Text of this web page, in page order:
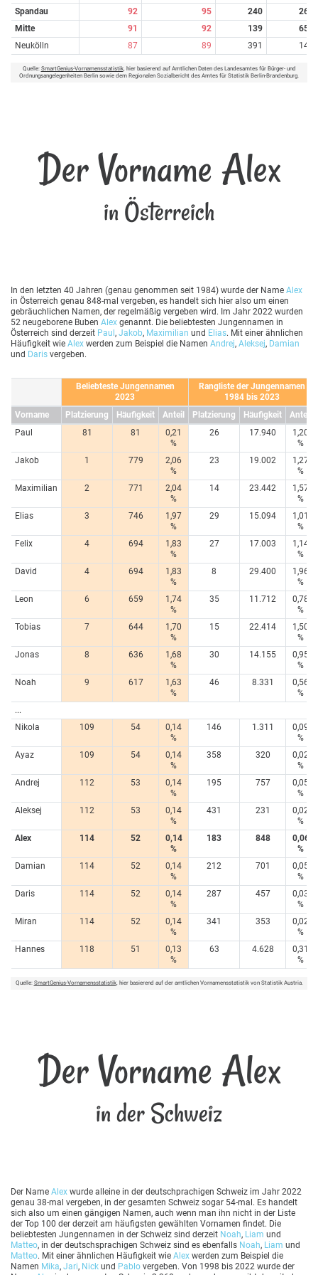
Spandau 92 95 240
26
Mitte
91 92 139
65
Neukölln
87 89 391 14
Quelle: SmartGenius-Vornamensstatistik, hier basierend auf Amtlichen Daten des Landesamtes für Bürger- und
Ordnungsangelegenheiten Berlin sowie dem Regionalen Sozialbericht des Amtes für Statistik Berlin-Brandenburg.
Der Vorname Alex
in Österreich
In den letzten 40 Jahren (genau genommen seit 1984) wurde der Name Alex
in Österreich genau 848-mal vergeben, es handelt sich hier also um einen
gebräuchlichen Namen, der regelmäßig vergeben wird. Im Jahr 2022 wurden
52 neugeborene Buben Alex genannt. Die beliebtesten Jungennamen in
Österreich sind derzeit Paul, Jakob, Maximilian und Elias. Mit einer ähnlichen
Häufigkeit wie Alex werden zum Beispiel die Namen Andrej, Aleksej, Damian
und Daris vergeben.
Beliebteste Jungennamen
2023
Rangliste der Jungennamen
1984 bis 2023
Vorname
Platzierung Häufigkeit Anteil Platzierung Häufigkeit
Anteil
Paul
81 81
0,21
%
26 17.940
1,20
%
Jakob
1 779
2,06
%
23 19.002
1,27
%
Maximilian
2 771
2,04
%
14 23.442
1,57
%
Elias
3 746
1,97
%
29 15.094
1,01
%
Felix
4 694
1,83
%
27 17.003
1,14
%
David
4 694
1,83
%
8 29.400
1,96
%
Leon
6 659
1,74
%
35 11.712
0,78
%
Tobias
7 644
1,70
%
15 22.414
1,50
%
Jonas
8 636
1,68
%
30 14.155
0,95
%
Noah
9 617
1,63
%
46 8.331
0,56
%
...
Nikola
109 54
0,14
%
146 1.311
0,09
%
Ayaz
109 54
0,14
%
358 320
0,02
%
Andrej
112 53
0,14
%
195 757
0,05
%
Aleksej
112 53
0,14
%
431 231
0,02
%
Alex
114 52
0,14
%
183 848
0,06
%
Damian
114 52
0,14
%
212 701
0,05
%
Daris
114 52
0,14
%
287 457
0,03
%
Miran
114 52
0,14
%
341 353
0,02
%
Hannes
118 51
0,13
%
63 4.628
0,31
%
Quelle: SmartGenius-Vornamensstatistik, hier basierend auf der amtlichen Vornamensstatistik von Statistik Austria.
Der Vorname Alex
in der Schweiz
Der Name Alex wurde alleine in der deutschprachigen Schweiz im Jahr 2022
genau 38-mal vergeben, in der gesamten Schweiz sogar 54-mal. Es handelt
sich also um einen gängigen Namen, auch wenn man ihn nicht in der Liste
der Top 100 der derzeit am häufigsten gewählten Vornamen findet. Die
beliebtesten Jungennamen in der Schweiz sind derzeit Noah, Liam und
Matteo, in der deutschsprachigen Schweiz sind es ebenfalls Noah, Liam und
Matteo. Mit einer ähnlichen Häufigkeit wie Alex werden zum Beispiel die
Namen Mika, Jari, Nick und Pablo vergeben. Von 1998 bis 2022 wurde der